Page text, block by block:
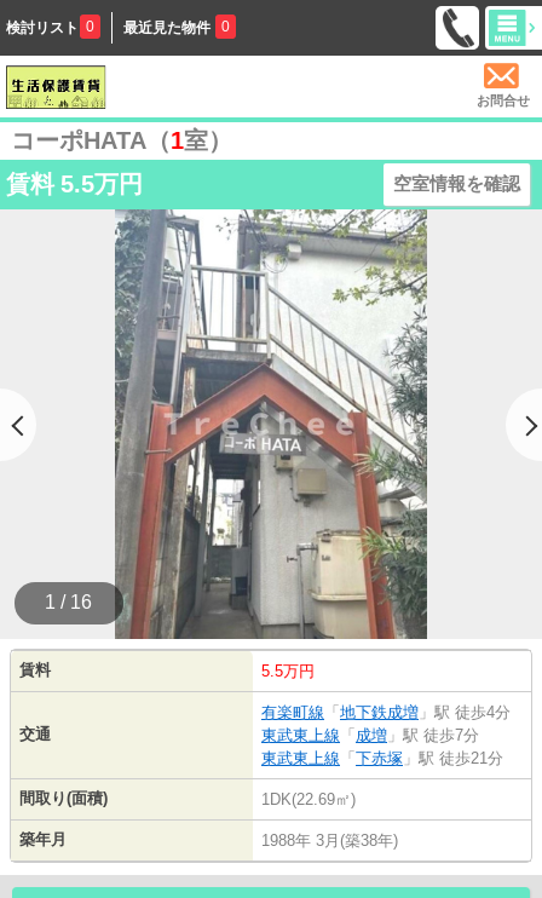
検討リスト 0 最近見た物件 0
お問合せ
コーポHATA（1室）
賃料 5.5万円 空室情報を確認
1 / 16
賃料 5.5万円
交通
有楽町線 「 地下鉄成増 」駅 徒歩4分
東武東上線 「 成増 」駅 徒歩7分
東武東上線 「 下赤塚 」駅 徒歩21分
間取り(面積) 1DK(22.69㎡)
築年月 1988年 3月(築38年)